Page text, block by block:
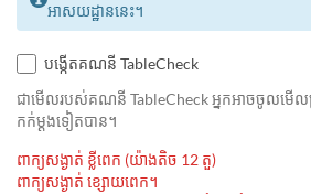
អាសយដ្ឋាននេះ។
បង្កើតគណនី TableCheck
ជាមេីលរបស់គណនី TableCheck អ្នកអាចចូលមើលប្រ
កក់ម្ដងទៀតបាន។
ពាក្យសង្ងាត់ ខ្លីពេក (យ៉ាងតិច 12 តួ)
ពាក្យសង្ងាត់ ខ្សោយពេក។